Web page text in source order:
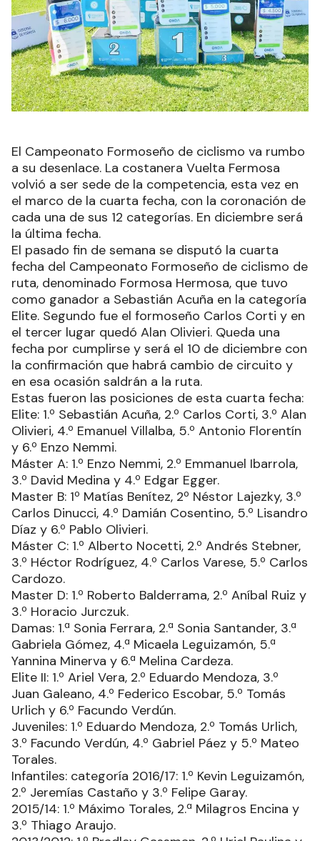
El Campeonato Formoseño de ciclismo va rumbo
a su desenlace. La costanera Vuelta Fermosa
volvió a ser sede de la competencia, esta vez en
el marco de la cuarta fecha, con la coronación de
cada una de sus 12 categorías. En diciembre será
la última fecha.
El pasado fin de semana se disputó la cuarta
fecha del Campeonato Formoseño de ciclismo de
ruta, denominado Formosa Hermosa, que tuvo
como ganador a Sebastián Acuña en la categoría
Elite. Segundo fue el formoseño Carlos Corti y en
el tercer lugar quedó Alan Olivieri. Queda una
fecha por cumplirse y será el 10 de diciembre con
la confirmación que habrá cambio de circuito y
en esa ocasión saldrán a la ruta.
Estas fueron las posiciones de esta cuarta fecha:
Elite: 1.º Sebastián Acuña, 2.º Carlos Corti, 3.º Alan
Olivieri, 4.º Emanuel Villalba, 5.º Antonio Florentín
y 6.º Enzo Nemmi.
Máster A: 1.º Enzo Nemmi, 2.º Emmanuel Ibarrola,
3.º David Medina y 4.º Edgar Egger.
Master B: 1º Matías Benítez, 2º Néstor Lajezky, 3.º
Carlos Dinucci, 4.º Damián Cosentino, 5.º Lisandro
Díaz y 6.º Pablo Olivieri.
Máster C: 1.º Alberto Nocetti, 2.º Andrés Stebner,
3.º Héctor Rodríguez, 4.º Carlos Varese, 5.º Carlos
Cardozo.
Master D: 1.º Roberto Balderrama, 2.º Aníbal Ruiz y
3.º Horacio Jurczuk.
Damas: 1.ª Sonia Ferrara, 2.ª Sonia Santander, 3.ª
Gabriela Gómez, 4.ª Micaela Leguizamón, 5.ª
Yannina Minerva y 6.ª Melina Cardeza.
Elite II: 1.º Ariel Vera, 2.º Eduardo Mendoza, 3.º
Juan Galeano, 4.º Federico Escobar, 5.º Tomás
Urlich y 6.º Facundo Verdún.
Juveniles: 1.º Eduardo Mendoza, 2.º Tomás Urlich,
3.º Facundo Verdún, 4.º Gabriel Páez y 5.º Mateo
Torales.
Infantiles: categoría 2016/17: 1.º Kevin Leguizamón,
2.º Jeremías Castaño y 3.º Felipe Garay.
2015/14: 1.º Máximo Torales, 2.ª Milagros Encina y
3.º Thiago Araujo.